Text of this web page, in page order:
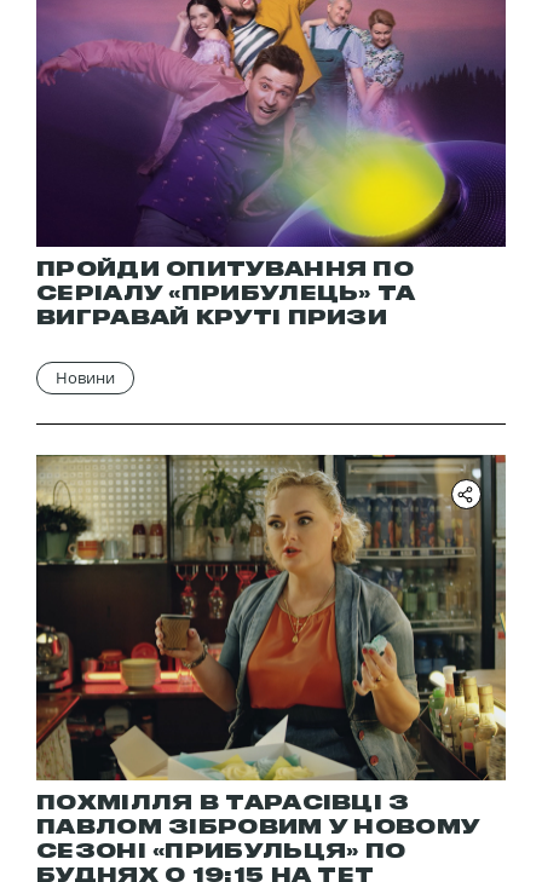
ПРОЙДИ ОПИТУВАННЯ ПО
СЕРІАЛУ «ПРИБУЛЕЦЬ» ТА
ВИГРАВАЙ КРУТІ ПРИЗИ
Новини
ПОХМІЛЛЯ В ТАРАСІВЦІ З
ПАВЛОМ ЗІБРОВИМ У НОВОМУ
СЕЗОНІ «ПРИБУЛЬЦЯ» ПО
БУДНЯХ О 19:15 НА ТЕТ